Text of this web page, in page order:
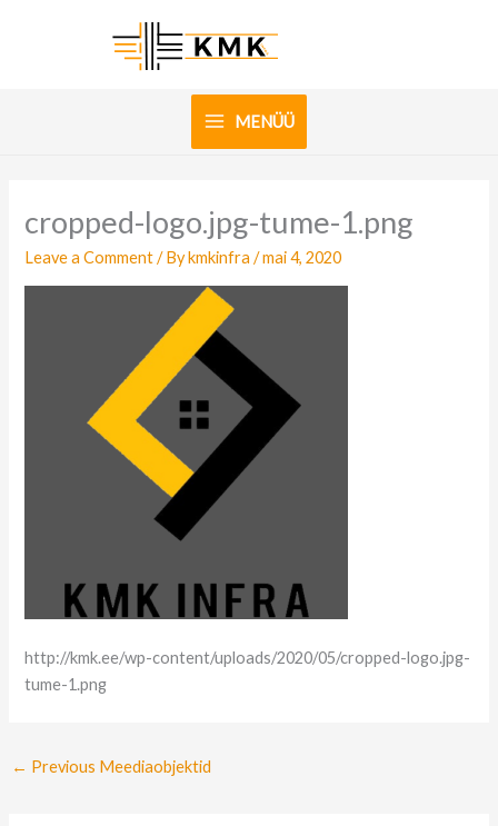
MENÜÜ
cropped-logo.jpg-tume-1.png
Leave a Comment / Bykmkinfra/mai 4, 2020
http://kmk.ee/wp-content/uploads/2020/05/cropped-logo.jpg-
tume-1.png
← Previous Meediaobjektid